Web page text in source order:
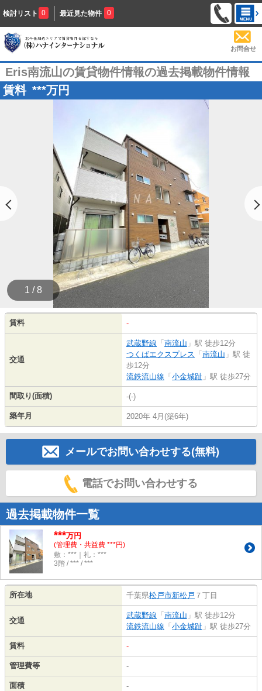
検討リスト 0 最近見た物件 0
お問合せ
Eris南流山の賃貸物件情報の過去掲載物件情報
賃料 ***万円
1 / 8
賃料 -
交通
武蔵野線 「南流山 」駅 徒歩12分
つくばエクスプレス 「南流山 」駅 徒
歩12分
流鉄流山線 「小金城趾 」駅 徒歩27分
間取り(面積) -(-)
築年月 2020年 4月(築6年)
メールでお問い合わせする(無料)
電話でお問い合わせする
過去掲載物件一覧
***万円
(管理費・共益費 ***円)
敷：***｜礼：***
3階 / *** / ***
所在地 千葉県松戸市新松戸 ７丁目
交通
武蔵野線 「南流山 」駅 徒歩12分
流鉄流山線 「小金城趾 」駅 徒歩27分
賃料 -
管理費等 -
面積 -